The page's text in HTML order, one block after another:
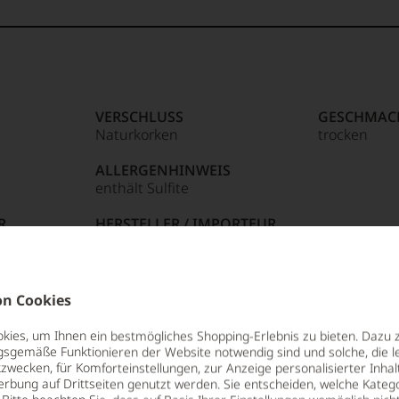
Cookies
um Ihnen ein bestmögliches Shopping-Erlebnis zu bieten. Dazu
Funktionieren der Website notwendig sind und solche, die
für Komforteinstellungen, zur Anzeige personalisierter
auf Drittseiten genutzt werden. Sie entscheiden, welche
Punkte:
VERSCHLUSS
Naturkorken
ALLERGENHINWEIS
enthält Sulfite
HERSTELLER / IMPORTEUR
FLASCHENGRÖSSE
0,75 L
trocken